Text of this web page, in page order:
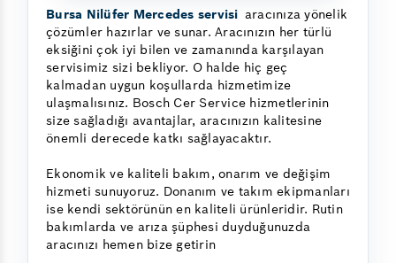
Bursa Nilüfer Mercedes servisi aracınıza yönelik
çözümler hazırlar ve sunar. Aracınızın her türlü
eksiğini çok iyi bilen ve zamanında karşılayan
servisimiz sizi bekliyor. O halde hiç geç
kalmadan uygun koşullarda hizmetimize
ulaşmalısınız. Bosch Cer Service hizmetlerinin
size sağladığı avantajlar, aracınızın kalitesine
önemli derecede katkı sağlayacaktır.
Ekonomik ve kaliteli bakım, onarım ve değişim
hizmeti sunuyoruz. Donanım ve takım ekipmanları
ise kendi sektörünün en kaliteli ürünleridir. Rutin
bakımlarda ve arıza şüphesi duyduğunuzda
aracınızı hemen bize getirin